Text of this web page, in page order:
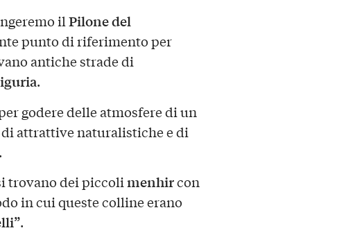
ilPilone del
punto di riferimento per
antiche strade di
.
godere delle atmosfere di un
attrattive naturalistiche e di
trovano dei piccolimenhircon
in cui queste colline erano
.